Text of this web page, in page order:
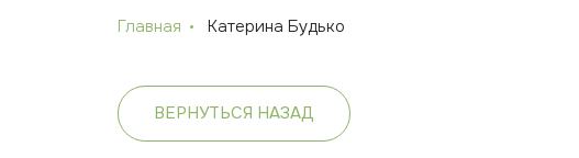
Главная Катерина Будько
ВЕРНУТЬСЯ НАЗАД